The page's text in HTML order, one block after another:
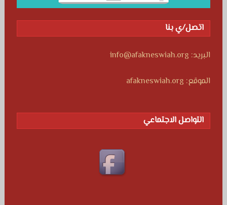
اتصل/ي بنا
البريد: info@afakneswiah.org
الموقع: afakneswiah.org
التواصل الاجتماعي